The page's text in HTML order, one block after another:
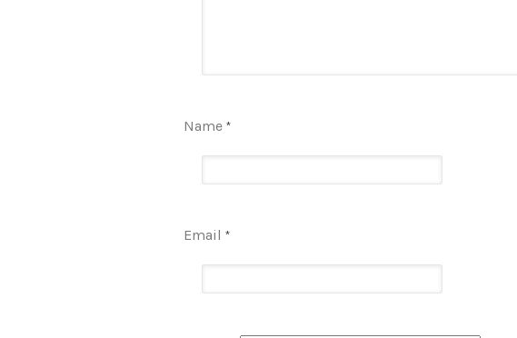
Name *
Email *